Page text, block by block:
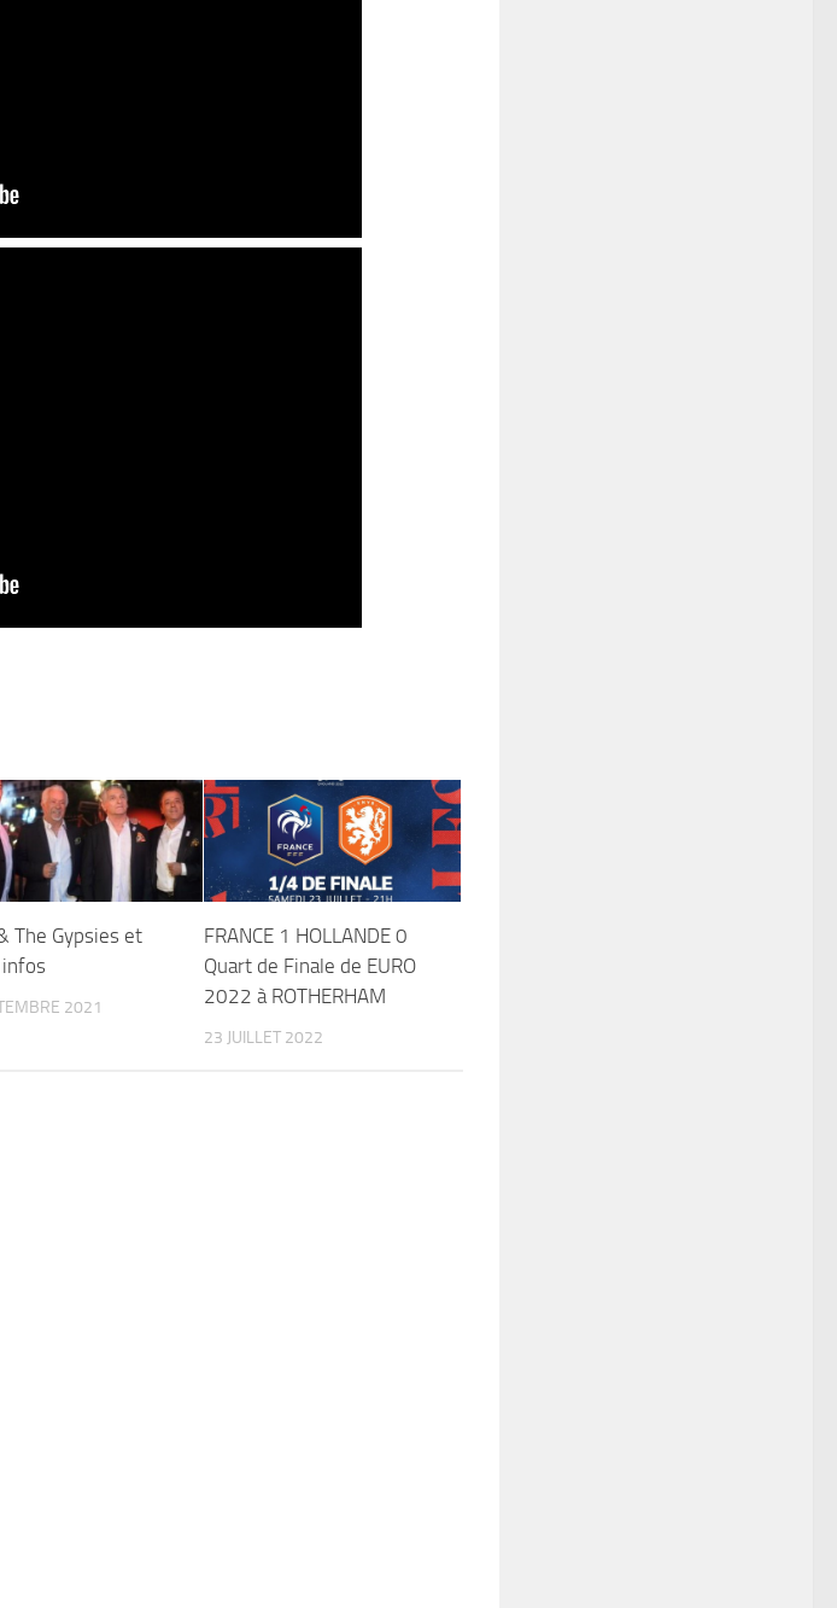
The Gypsies et
infos
2021
FRANCE 1 HOLLANDE 0
Quart de Finale de EURO
2022 à ROTHERHAM
23 JUILLET 2022